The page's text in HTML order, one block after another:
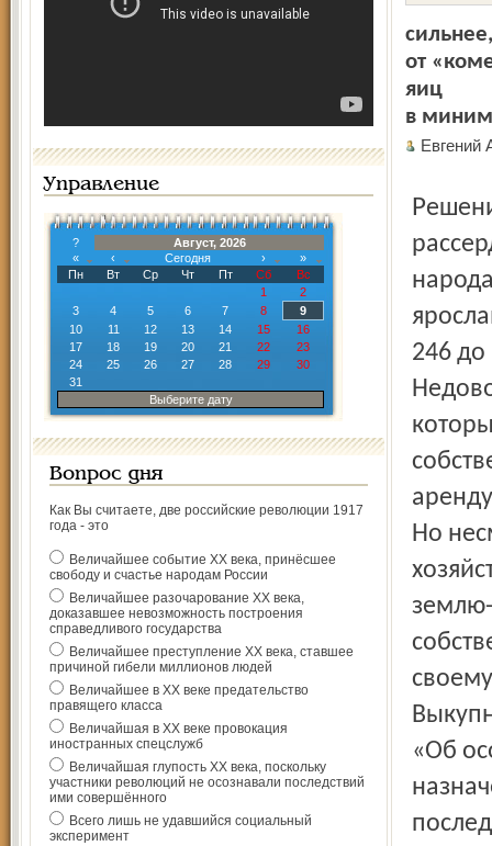
Управление
?
Август, 2026
«
‹ Сегодня ›
»
Пн
Вт Ср Чт Пт Сб
Вс
1
2
3
4 5 6 7 8
9
10
11 12 13 14 15
16
17
18 19 20 21 22
23
24
25 26 27 28 29
30
31
Выберите дату
Вопрос дня
Как Вы считаете, две российские революции 1917
года - это
Величайшее событие ХХ века, принёсшее
свободу и счастье народам России
Величайшее разочарование ХХ века,
доказавшее невозможность построения
справедливого государства
Величайшее преступление ХХ века, ставшее
причиной гибели миллионов людей
Величайшее в ХХ веке предательство
правящего класса
Величайшая в ХХ веке провокация
иностранных спецслужб
Величайшая глупость ХХ века, поскольку
участники революций не осознавали последствий
ими совершённого
Всего лишь не удавшийся социальный
эксперимент
от
яиц
в
Решение депутатов по «тихому» закону не на шутку
246
Но
«Об